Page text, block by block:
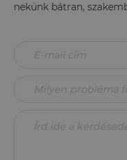
nekünk bátran,